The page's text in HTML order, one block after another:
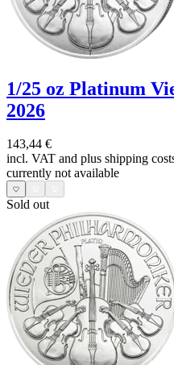
1/25 oz Platinum
2026
143,44 €
incl. VAT and plus shipping
currently not available
Sold out